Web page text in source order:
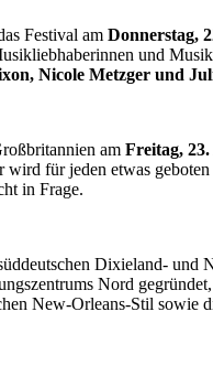
Festival am Donnerstag,
und
Nicole Metzger und
am Freitag,
für jeden etwas
in Frage.
Dixieland- und
Nord
New-Orleans-Stil